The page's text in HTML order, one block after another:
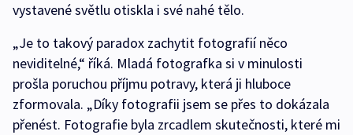
vystavené světlu otiskla i své nahé tělo.
„Je to takový paradox zachytit fotografií něco
neviditelné,“ říká. Mladá fotografka si v minulosti
prošla poruchou příjmu potravy, která ji hluboce
zformovala. „Díky fotografii jsem se přes to dokázala
přenést. Fotografie byla zrcadlem skutečnosti, které mi